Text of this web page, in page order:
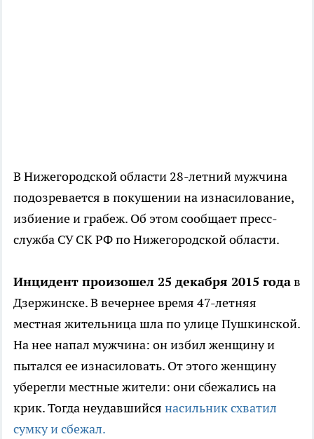
В Нижегородской области 28-летний мужчина
подозревается в покушении на изнасилование,
избиение и грабеж. Об этом сообщает пресс-
служба СУ СК РФ по Нижегородской области.
Инцидент произошел 25 декабря 2015 годав
Дзержинске. В вечернее время 47-летняя
местная жительница шла по улице Пушкинской.
На нее напал мужчина: он избил женщину и
пытался ее изнасиловать. От этого женщину
уберегли местные жители: они сбежались на
крик. Тогда неудавшийся насильник схватил
сумку и сбежал.